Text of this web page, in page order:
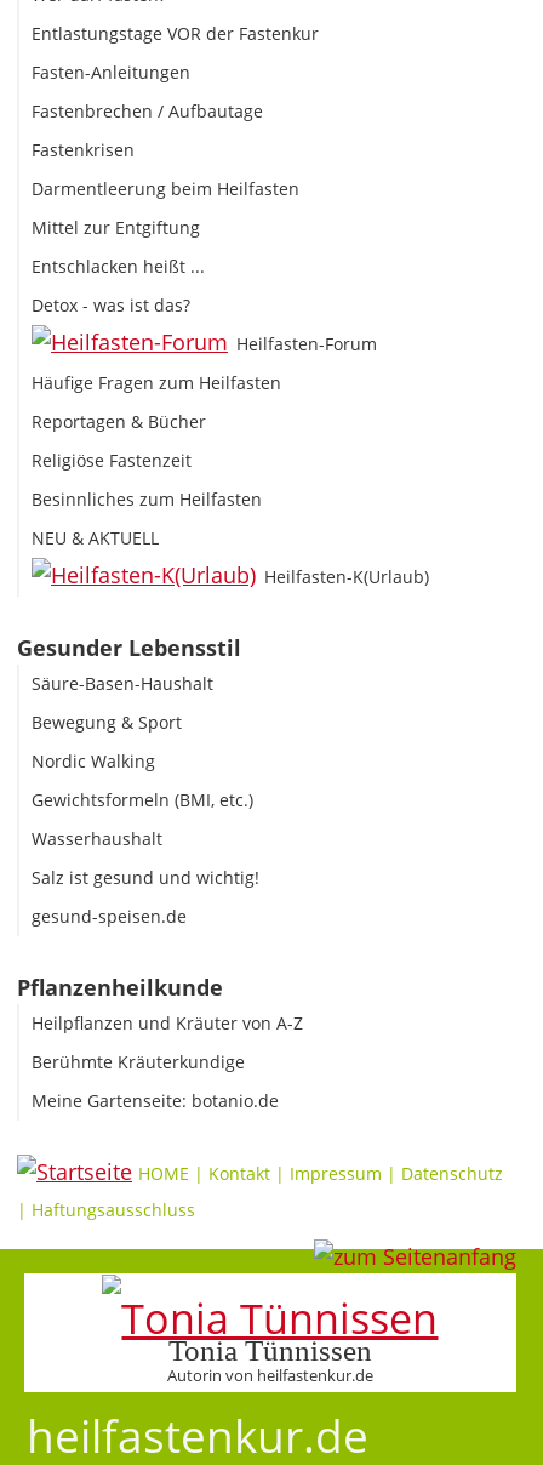
Entlastungstage VOR der Fastenkur
Fasten-Anleitungen
Fastenbrechen / Aufbautage
Fastenkrisen
Darmentleerung beim Heilfasten
Mittel zur Entgiftung
Entschlacken heißt ...
Detox - was ist das?
Heilfasten-Forum
Häufige Fragen zum Heilfasten
Reportagen & Bücher
Religiöse Fastenzeit
Besinnliches zum Heilfasten
NEU & AKTUELL
Heilfasten-K(Urlaub)
Gesunder Lebensstil
Säure-Basen-Haushalt
Bewegung & Sport
Nordic Walking
Gewichtsformeln (BMI, etc.)
Wasserhaushalt
Salz ist gesund und wichtig!
gesund-speisen.de
Pflanzenheilkunde
Heilpflanzen und Kräuter von A-Z
Berühmte Kräuterkundige
Meine Gartenseite: botanio.de
HOME | Kontakt | Impressum | Datenschutz
| Haftungsausschluss
Tonia Tünnissen
Autorin von heilfastenkur.de
heilfastenkur.de